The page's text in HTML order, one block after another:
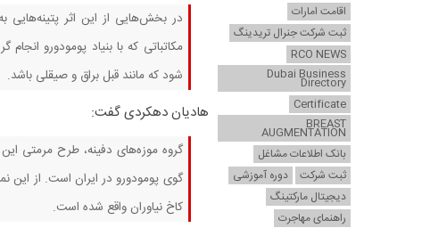
در بخش‌هایی از این اثر
مکاتباتی که با بنیاد پومودورو
شود که مانند قبل براق و صیقلی باشد.
هادیان دهکردی گفت:
گروه موزه‌های دفینه، طرح مرمتی این
گوی پومودورو در ایران است. از این
کاخ نیاوران واقع شده است.
اقامت امارات
ثبت شرکت جنرال تریدینگ
RCO NEWS
Dubai Business
Directory
Certificate
BREAST
AUGMENTATION
بانک اطلاعات مشاغل
ثبت شرکت
دوره آموزشی
دیجیتال مارکتینگ
راهنمای مهاجرت